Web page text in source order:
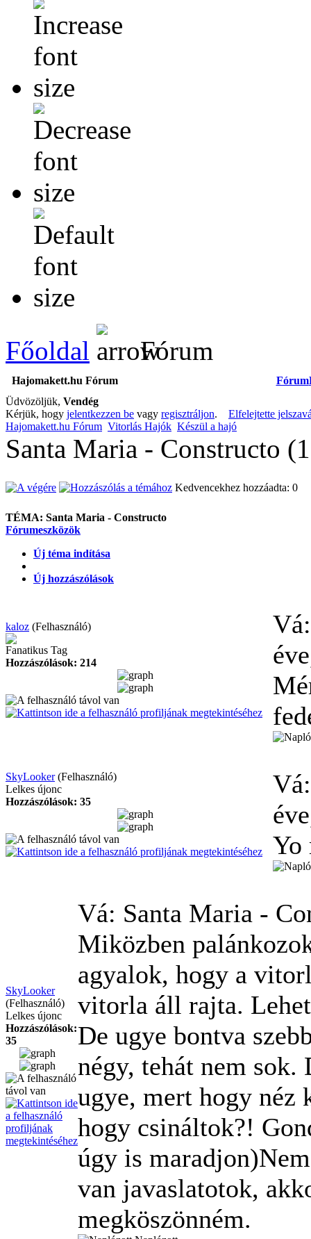
Főoldal Fórum
Hajomakett.hu Fórum Fórum
Üdvözöljük, Vendég
Kérjük, hogy jelentkezzen be vagy regisztráljon. Elfelejtette
Hajomakett.hu Fórum Vitorlás Hajók Készül a hajó
Santa Maria - Constructo
Kedvencekhez hozzáadta: 0
TÉMA: Santa Maria - Constructo
Fórumeszközök
Új téma indítása
Új hozzászólások
kaloz (Felhasználó)
Fanatikus Tag
Hozzászólások: 214
SkyLooker (Felhasználó)
Lelkes újonc
Hozzászólások: 35
Yo
SkyLooker
(Felhasználó)
Lelkes újonc
Hozzászólások:
35
Vá: Santa Maria -
Miközben
agyalok, hogy a
vitorla áll rajta.
De ugye bontva
négy, tehát nem
ugye, mert hogy
hogy csináltok?!
úgy is
van javaslatotok,
megköszönném.